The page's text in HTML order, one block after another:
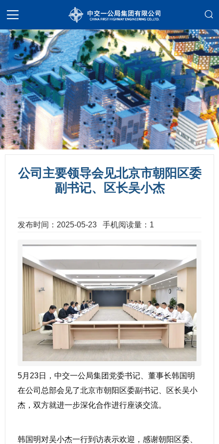
公司主要领导会见北京市朝阳区委
副书记、区长吴小杰
发布时间：2025-05-23 手机阅读量：1
5月23日，中交一公局集团党委书记、董事长韩国明
在公司总部会见了北京市朝阳区委副书记、区长吴小
杰，双方就进一步深化合作进行座谈交流。
韩国明对吴小杰一行到访表示欢迎，感谢朝阳区委、